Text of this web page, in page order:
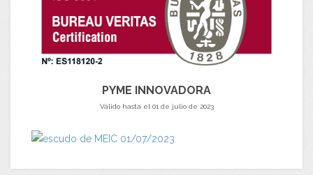
PYME INNOVADORA
Válido hasta el 01 de julio de 2023